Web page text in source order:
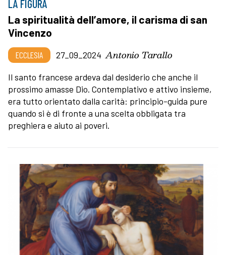
LA FIGURA
La spiritualità dell’amore, il carisma di san
Vincenzo
ECCLESIA 27_09_2024 Antonio Tarallo
Il santo francese ardeva dal desiderio che anche il
prossimo amasse Dio. Contemplativo e attivo insieme,
era tutto orientato dalla carità: principio-guida pure
quando si è di fronte a una scelta obbligata tra
preghiera e aiuto ai poveri.